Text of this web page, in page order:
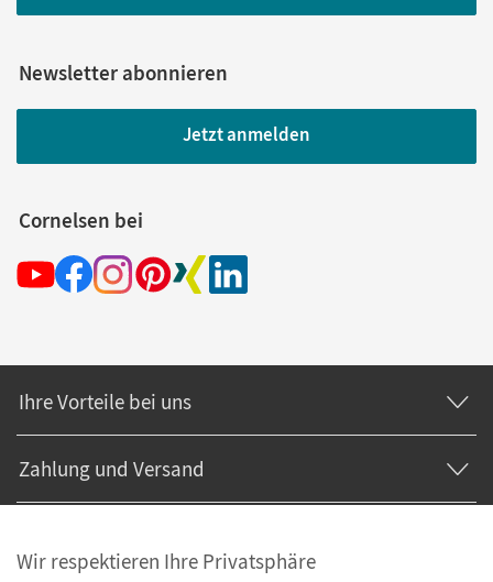
Newsletter abonnieren
Jetzt anmelden
Cornelsen bei
Ihre Vorteile bei uns
Zahlung und Versand
Wir respektieren Ihre Privatsphäre